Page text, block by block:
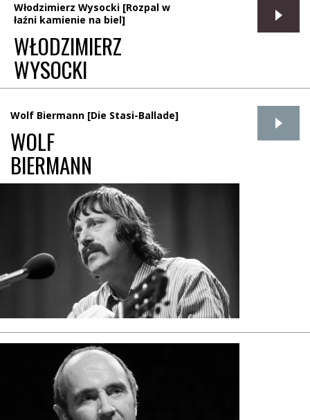
Włodzimierz Wysocki [Rozpal w
łaźni kamienie na biel]
WŁODZIMIERZ
WYSOCKI
Wolf Biermann [Die Stasi-Ballade]
WOLF
BIERMANN